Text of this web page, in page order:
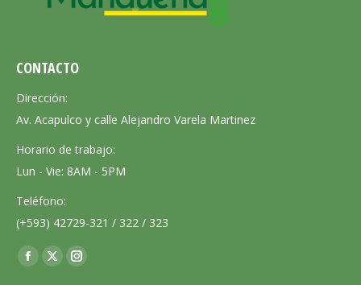
CONTACTO
Dirección:
Av. Acapulco y calle Alejandro Varela Martinez
Horario de trabajo:
Lun - Vie: 8AM - 5PM
Teléfono:
(+593) 42729-321 / 322 / 323
Encuéntranos en:
Facebook
X
Instagram